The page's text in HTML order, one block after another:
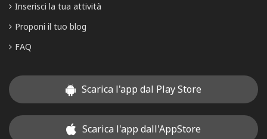
Inserisci la tua attività
Proponi il tuo blog
FAQ
Scarica l'app dal Play Store
Scarica l'app dall'AppStore